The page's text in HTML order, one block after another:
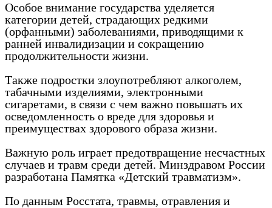
Особое внимание государства уделяется
категории детей, страдающих редкими
(орфанными) заболеваниями, приводящими к
ранней инвалидизации и сокращению
продолжительности жизни.
Также подростки злоупотребляют алкоголем,
табачными изделиями, электронными
сигаретами, в связи с чем важно повышать их
осведомленность о вреде для здоровья и
преимуществах здорового образа жизни.
Важную роль играет предотвращение несчастных
случаев и травм среди детей. Минздравом России
разработана Памятка «Детский травматизм».
По данным Росстата, травмы, отравления и